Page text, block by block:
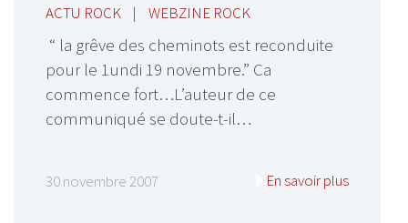
ACTU ROCK | WEBZINE ROCK
“ la grêve des cheminots est reconduite
pour le 1undi 19 novembre.” Ca
commence fort…L’auteur de ce
communiqué se doute-t-il…
30 novembre 2007 En savoir plus